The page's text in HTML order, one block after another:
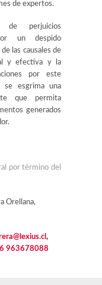
de expertos.
de perjuicios
un despido
las causales de
y efectiva y la
por este
se esgrima una
que permita
generados
por término del
Orellana,
,
963678088